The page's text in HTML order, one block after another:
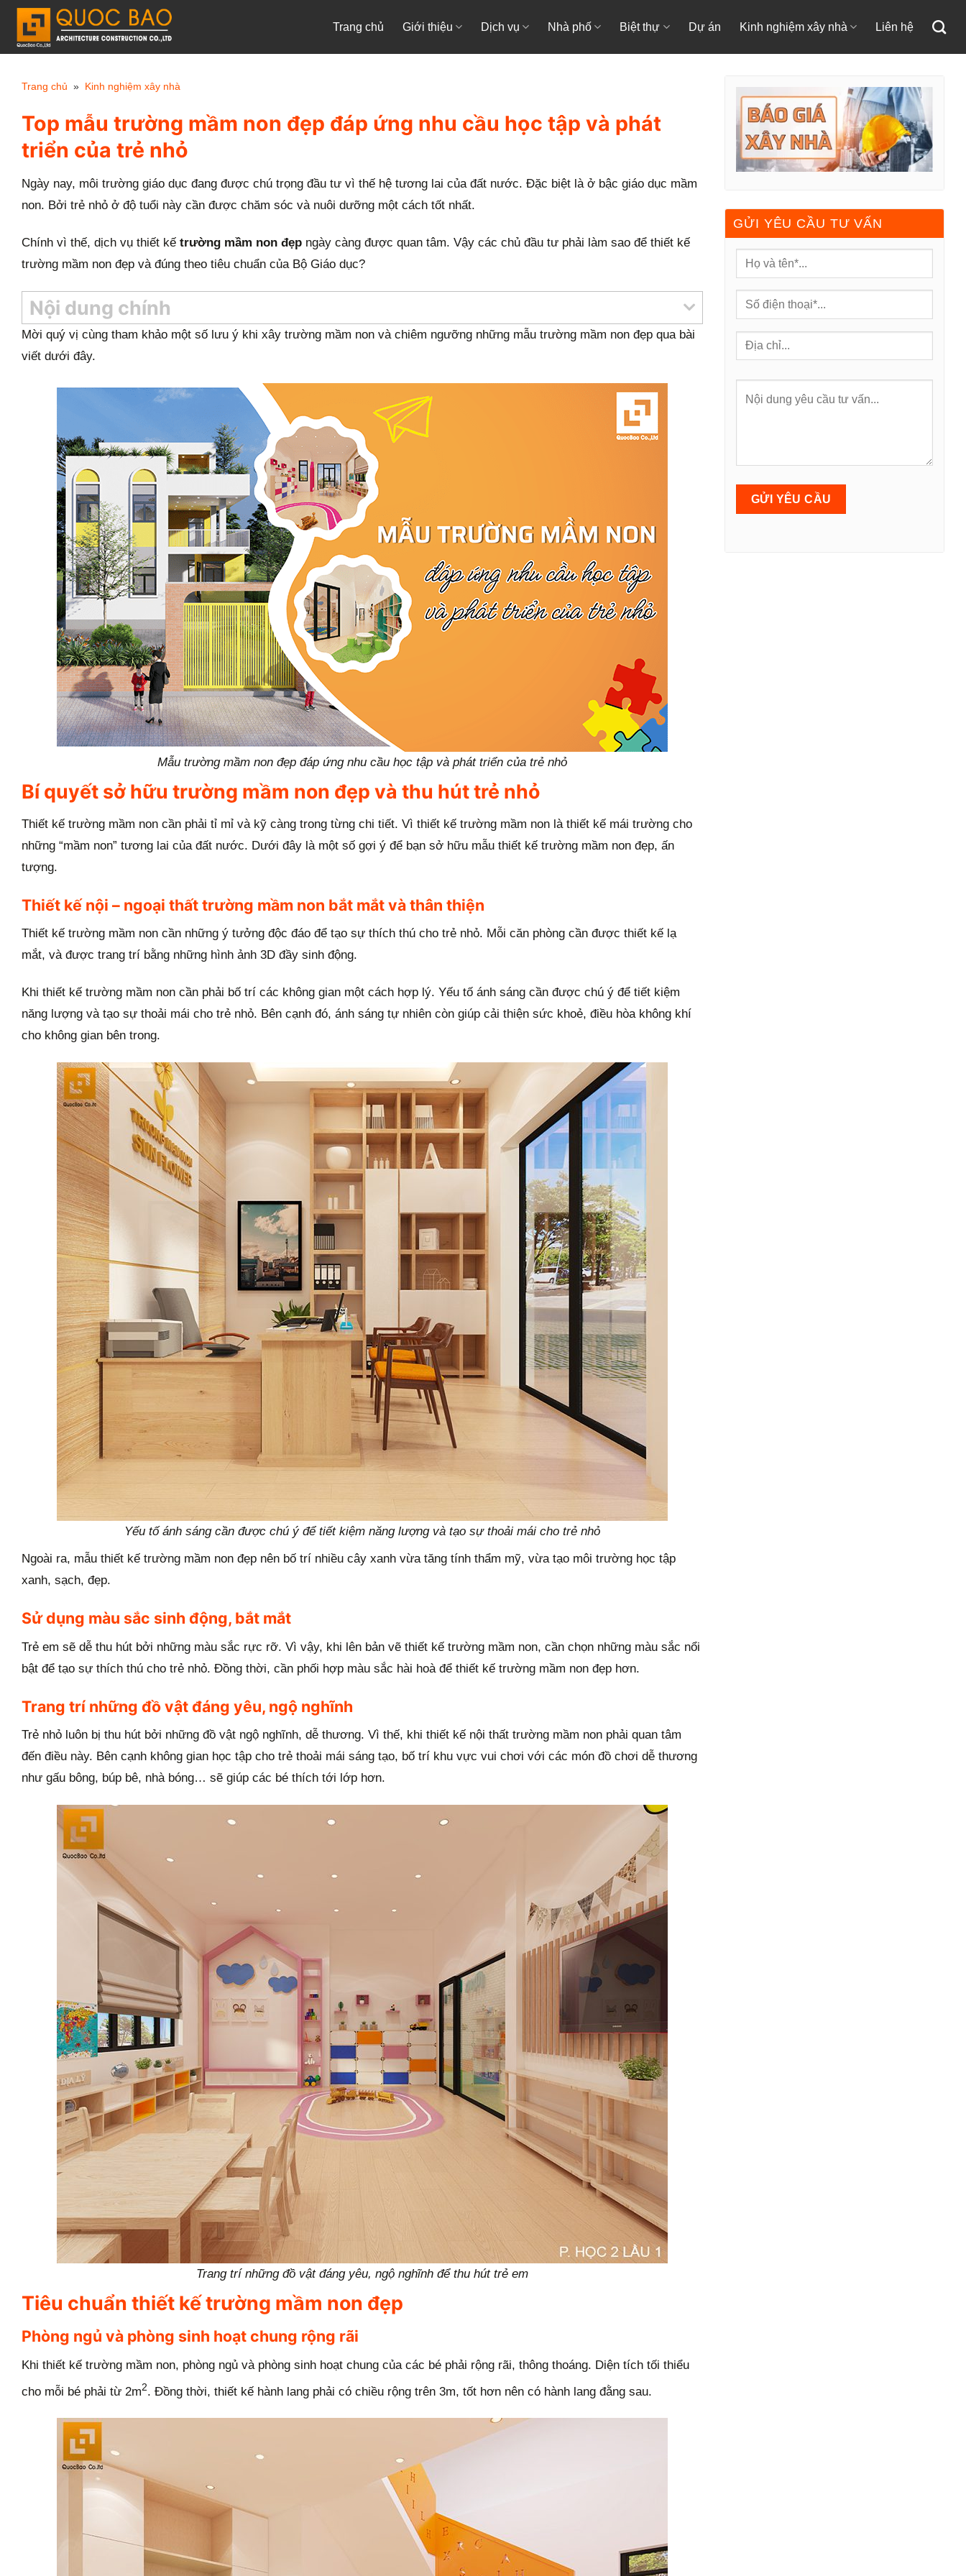
u
Trang chủ Giới thiệu Dịch vụ Nhà phố Biệt thự Dự án Kinh nghiệm xây nhà Liên hệ
Trang chủ » Kinh nghiệm xây nhà
Top mẫu trường mầm non đẹp đáp ứng nhu cầu học tập và phát
triển của trẻ nhỏ
Ngày nay, môi trường giáo dục đang được chú trọng đầu tư vì thế hệ tương lai của đất nước. Đặc biệt là ở bậc giáo dục mầm
non. Bởi trẻ nhỏ ở độ tuổi này cần được chăm sóc và nuôi dưỡng một cách tốt nhất.
Chính vì thế, dịch vụ thiết kế trường mầm non đẹp ngày càng được quan tâm. Vậy các chủ đầu tư phải làm sao để thiết kế
trường mầm non đẹp và đúng theo tiêu chuẩn của Bộ Giáo dục?
Nội dung chính
Mời quý vị cùng tham khảo một số lưu ý khi xây trường mầm non và chiêm ngưỡng những mẫu trường mầm non đẹp qua bài
viết dưới đây.
Mẫu trường mầm non đẹp đáp ứng nhu cầu học tập và phát triển của trẻ nhỏ
Bí quyết sở hữu trường mầm non đẹp và thu hút trẻ nhỏ
Thiết kế trường mầm non cần phải tỉ mỉ và kỹ càng trong từng chi tiết. Vì thiết kế trường mầm non là thiết kế mái trường cho
những “mầm non” tương lai của đất nước. Dưới đây là một số gợi ý để bạn sở hữu mẫu thiết kế trường mầm non đẹp, ấn
tượng.
Thiết kế nội – ngoại thất trường mầm non bắt mắt và thân thiện
Thiết kế trường mầm non cần những ý tưởng độc đáo để tạo sự thích thú cho trẻ nhỏ. Mỗi căn phòng cần được thiết kế lạ
mắt, và được trang trí bằng những hình ảnh 3D đầy sinh động.
Khi thiết kế trường mầm non cần phải bố trí các không gian một cách hợp lý. Yếu tố ánh sáng cần được chú ý để tiết kiệm
năng lượng và tạo sự thoải mái cho trẻ nhỏ. Bên cạnh đó, ánh sáng tự nhiên còn giúp cải thiện sức khoẻ, điều hòa không khí
cho không gian bên trong.
Yếu tố ánh sáng cần được chú ý để tiết kiệm năng lượng và tạo sự thoải mái cho trẻ nhỏ
Ngoài ra, mẫu thiết kế trường mầm non đẹp nên bố trí nhiều cây xanh vừa tăng tính thẩm mỹ, vừa tạo môi trường học tập
xanh, sạch, đẹp.
Sử dụng màu sắc sinh động, bắt mắt
Trẻ em sẽ dễ thu hút bởi những màu sắc rực rỡ. Vì vậy, khi lên bản vẽ thiết kế trường mầm non, cần chọn những màu sắc nổi
bật để tạo sự thích thú cho trẻ nhỏ. Đồng thời, cần phối hợp màu sắc hài hoà để thiết kế trường mầm non đẹp hơn.
Trang trí những đồ vật đáng yêu, ngộ nghĩnh
Trẻ nhỏ luôn bị thu hút bởi những đồ vật ngộ nghĩnh, dễ thương. Vì thế, khi thiết kế nội thất trường mầm non phải quan tâm
đến điều này. Bên cạnh không gian học tập cho trẻ thoải mái sáng tạo, bố trí khu vực vui chơi với các món đồ chơi dễ thương
như gấu bông, búp bê, nhà bóng… sẽ giúp các bé thích tới lớp hơn.
Trang trí những đồ vật đáng yêu, ngộ nghĩnh để thu hút trẻ em
Tiêu chuẩn thiết kế trường mầm non đẹp
Phòng ngủ và phòng sinh hoạt chung rộng rãi
Khi thiết kế trường mầm non, phòng ngủ và phòng sinh hoạt chung của các bé phải rộng rãi, thông thoáng. Diện tích tối thiểu
cho mỗi bé phải từ 2m2. Đồng thời, thiết kế hành lang phải có chiều rộng trên 3m, tốt hơn nên có hành lang đằng sau.
GỬI YÊU CẦU TƯ VẤN